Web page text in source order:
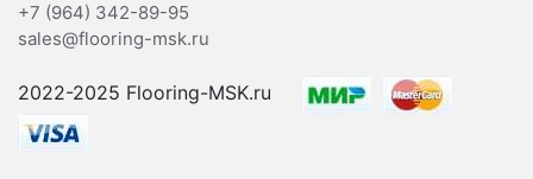
+7 (964) 342-89-95
sales@flooring-msk.ru
2022-2025 Flooring-MSK.ru